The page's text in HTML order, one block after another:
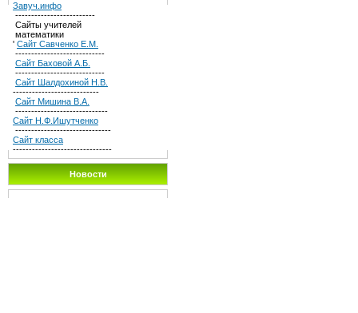
Завуч.инфо
-------------------------
Сайты учителей
математики
' Сайт Савченко Е.М.
----------------------------
Сайт Баховой А.Б.
----------------------------
Сайт Шалдохиной Н.В.
---------------------------
Сайт Мишина В.А.
-----------------------------
Сайт Н.Ф.Ишутченко
------------------------------
Сайт класса
-------------------------------
Новости